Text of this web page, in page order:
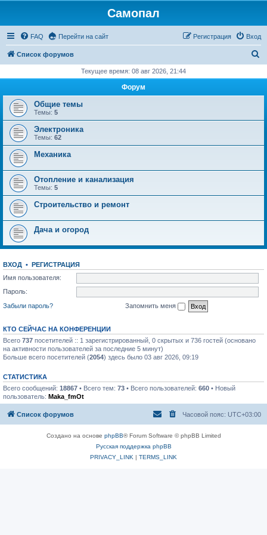
Самопал
FAQ Перейти на сайт Вход
Регистрация
Список форумов
с
Текущее время: 08 авг 2026, 21:44
Форум
Общие темы
Темы: 5
Электроника
Темы: 62
Механика
Отопление и канализация
Темы: 5
Строительство и ремонт
Дача и огород
ВХОД • РЕГИСТРАЦИЯ
Имя пользователя:
Пароль:
Забыли пароль?
Запомнить меня
КТО СЕЙЧАС НА КОНФЕРЕНЦИИ
Всего 737 посетителей :: 1 зарегистрированный, 0 скрытых и 736 гостей (основано
на активности пользователей за последние 5 минут)
Больше всего посетителей (2054) здесь было 03 авг 2026, 09:19
СТАТИСТИКА
Всего сообщений: 18867 • Всего тем: 73 • Всего пользователей: 660 • Новый
пользователь: Maka_fmOt
Список форумов Часовой пояс: UTC+03:00
Создано на основе phpBB® Forum Software © phpBB Limited
Русская поддержка phpBB
PRIVACY_LINK | TERMS_LINK